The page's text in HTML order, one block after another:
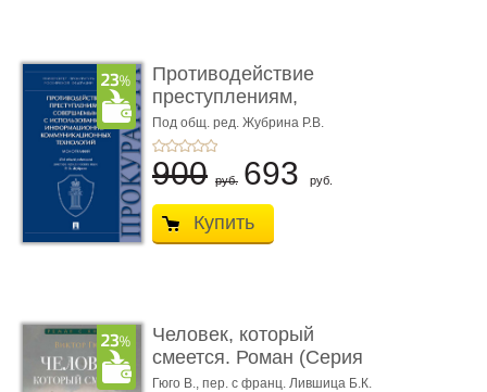
Противодействие
преступлениям,
совершаемым с ...
Под общ. ред. Жубрина Р.В.
900 руб. 693 руб.
Купить
Человек, который
смеется. Роман (Серия
«Роман с ...
Гюго В., пер. с франц. Лившица Б.К.